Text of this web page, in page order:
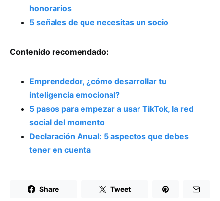
honorarios
5 señales de que necesitas un socio
Contenido recomendado:
Emprendedor, ¿cómo desarrollar tu
inteligencia emocional?
5 pasos para empezar a usar TikTok, la red
social del momento
Declaración Anual: 5 aspectos que debes
tener en cuenta
Share Tweet